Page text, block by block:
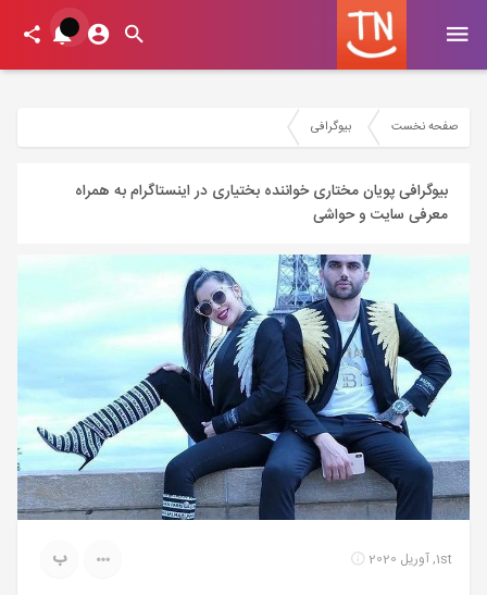
صفحه نخست بیوگرافی
بیوگرافی پویان مختاری خواننده بختیاری در اینستاگرام به همراه
معرفی سایت و حواشی
1st, آوریل 2020 ب